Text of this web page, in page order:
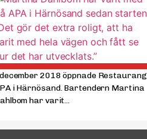
2018 öppnade Restaurang
i Härnösand. Bartendern Martina
har varit...